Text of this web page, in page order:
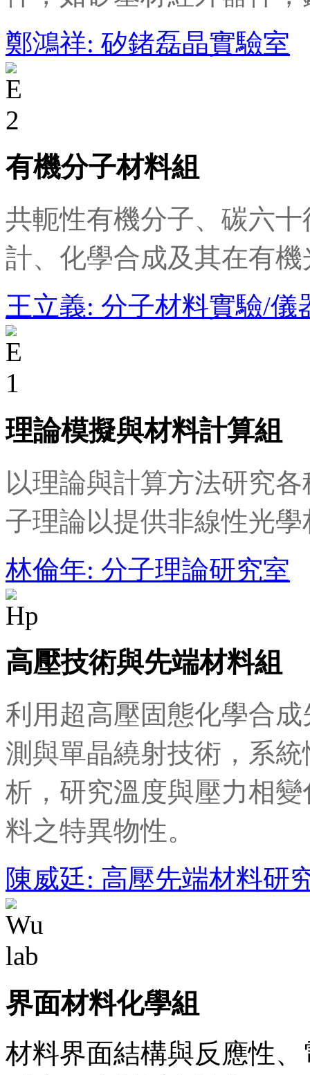
鄭鴻祥: 矽鍺磊晶實驗室
有機分子材料組
共軛性有機分子、碳六
計、化學合成及其在有
王立義: 分子材料實驗/儀
理論模擬與材料計算組
以理論與計算方法研究
子理論以提供非線性光
林倫年: 分子理論研究室
高壓技術與先端材料組
利用超高壓固態化學合
測與單晶繞射技術，系
析，研究溫度與壓力相
料之特異物性。
陳威廷: 高壓先端材料研
界面材料化學組
材料界面結構與反應性